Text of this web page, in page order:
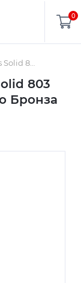
0
803
Бронза